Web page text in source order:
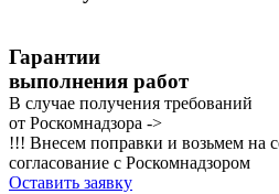
Гарантии
выполнения работ
В случае получения требований
от Роскомнадзора ->
!!! Внесем поправки и возьмем на
согласование с Роскомнадзором
Оставить заявку